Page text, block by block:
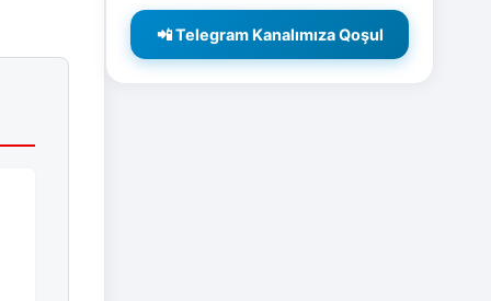
📲 Telegram Kanalımıza Qoşul